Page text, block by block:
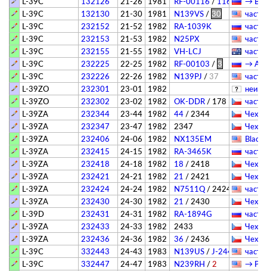
L-39C
132130 21-30 1981 N139VS / 30
L-39C
232152 21-52 1982 RA-1039K
L-39C
232153 21-53 1982 N25PX
L-39C
232155 21-55 1982 VH-LCJ
L-39C
232225 22-25 1982 RF-00103 / 3
→
L-39C
232226 22-26 1982 N139PJ /37
L-39ZO
232301 23-01 1982
L-39ZO
232302 23-02 1982 OK-DDR / 178
L-39ZA
232344 23-44 1982 44 /2344
L-39ZA
232347 23-47 1982 2347
L-39ZA
232406 24-06 1982 NX135EM
Black
L-39ZA
232415 24-15 1982 RA-3465K
L-39ZA
232418 24-18 1982 18 /2418
L-39ZA
232421 24-21 1982 21 /2421
L-39ZA
232424 24-24 1982 N7511Q /2424
L-39ZA
232430 24-30 1982 21 /2430
L-39D
232431 24-31 1982 RA-1894G
L-39ZA
232433 24-33 1982 2433
L-39ZA
232436 24-36 1982 36 /2436
L-39C
332443 24-43 1983 N139US / J-2443
L-39C
332447 24-47 1983 N239RH /2
→